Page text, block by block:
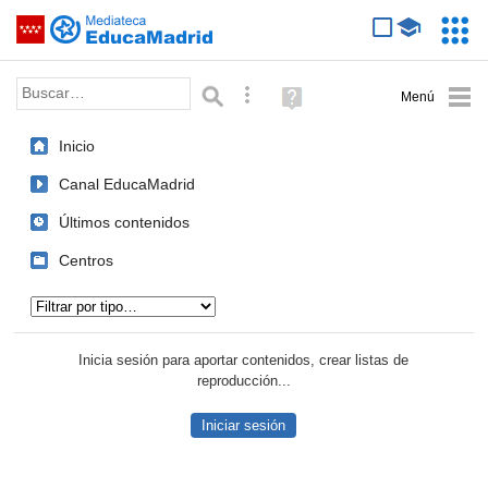
Saltar navegación
Palabra o frase: Búsqueda avanzada
Ayuda
(en
Inicio
Canal EducaMadrid
Últimos contenidos
Centros
Inicia sesión para aportar contenidos, crear listas de
reproducción...
Iniciar sesión